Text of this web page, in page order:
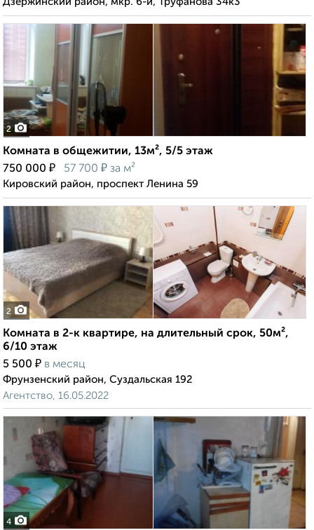
2
Комната в общежитии, 13м², 5/5 этаж
750 000 ₽ 57 700 ₽ за м²
Кировский район, проспект Ленина 59
2
Комната в 2-к квартире, на длительный срок, 50м²,
6/10 этаж
5 500 ₽ в месяц
Фрунзенский район, Суздальская 192
Агентство, 16.05.2022
4